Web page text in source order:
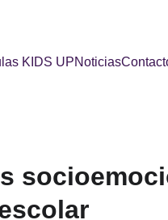
KIDS UPNoticias